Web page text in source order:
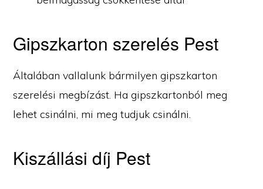
Gipszkarton szerelés Pest
Általában vallalunk bármilyen gipszkarton
szerelési megbízást. Ha gipszkartonból meg
lehet csinálni, mi meg tudjuk csinálni.
Kiszállási díj Pest